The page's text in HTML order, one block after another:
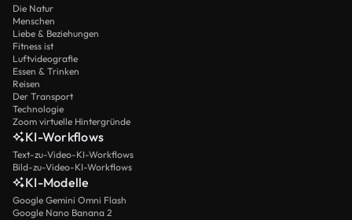
Die Natur
Menschen
Liebe & Beziehungen
Fitness ist
Luftvideografie
Essen & Trinken
Reisen
Der Transport
Technologie
Zoom virtuelle Hintergründe
KI-Workflows
Text-zu-Video-KI-Workflows
Bild-zu-Video-KI-Workflows
KI-Modelle
Google Gemini Omni Flash
Google Nano Banana 2